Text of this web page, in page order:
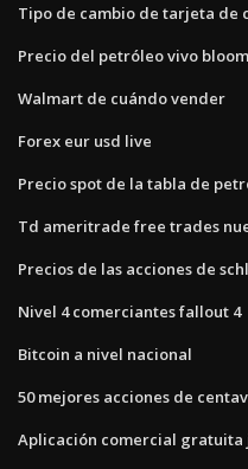
Tipo de cambio de tarjeta de
Precio del petróleo vivo
Walmart de cuándo vender
Forex eur usd live
Precio spot de la tabla de
Td ameritrade free trades
Precios de las acciones de
Nivel 4 comerciantes fallout 4
Bitcoin a nivel nacional
50 mejores acciones de
Aplicación comercial gratuita